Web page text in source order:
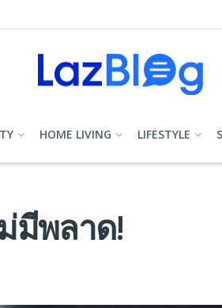
HOME LIVING LIFESTYLE
มีพลาด!